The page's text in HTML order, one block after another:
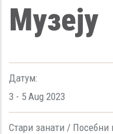
Музеју
Датум:
3 - 5 Aug 2023
Стари занати / Посебни